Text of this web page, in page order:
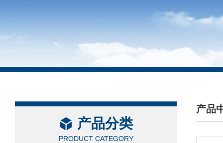
产品分类
PRODUCT CATEGORY
产品
/